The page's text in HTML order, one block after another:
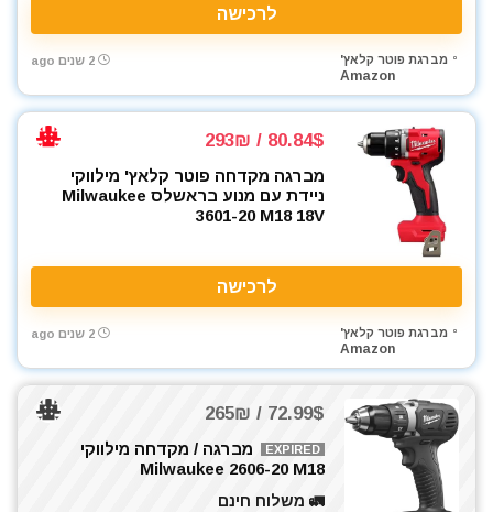
לרכישה
מברגת פוטר קלאץ'
Amazon
2 שנים ago
80.84$ / 293₪
מברגה מקדחה פוטר קלאץ' מילווקי
ניידת עם מנוע בראשלס Milwaukee
3601-20 M18 18V
לרכישה
מברגת פוטר קלאץ'
Amazon
2 שנים ago
72.99$ / 265₪
EXPIRED
מברגה / מקדחה מילווקי
Milwaukee 2606-20 M18
🚛 משלוח חינם